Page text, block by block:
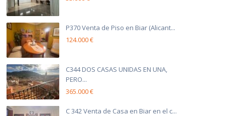
P370 Venta de Piso en Biar (Alicant...
124.000 €
C344 DOS CASAS UNIDAS EN UNA,
PERO...
365.000 €
C 342 Venta de Casa en Biar en el c...